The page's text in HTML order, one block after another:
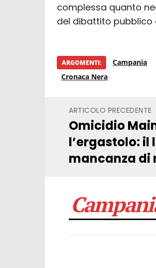
complessa quanto
del dibattito pubblico
ARGOMENTI: Campania
Cronaca Nera
ARTICOLO PRECEDENTE
Omicidio
l’ergastolo: il
mancanza di